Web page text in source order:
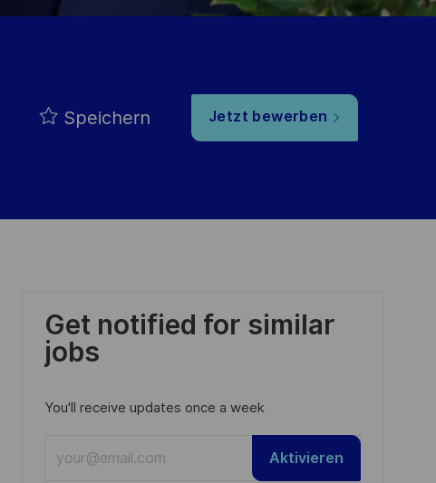
Speichern Jetzt bewerben
Get notified for similar
jobs
You'll receive updates once a week
Email
Aktivieren